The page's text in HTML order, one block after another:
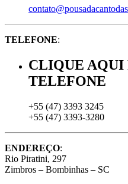
TELEFONE:
CLIQUE AQUI
TELEFONE
+55 (47) 3393 3245
+55 (47) 3393-3280
ENDEREÇO:
Rio Piratini, 297
Zimbros – Bombinhas – SC